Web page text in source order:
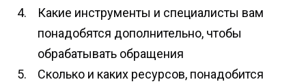
Какие инструменты и специалисты вам
понадобятся дополнительно, чтобы
обрабатывать обращения
Сколько и каких ресурсов, понадобится